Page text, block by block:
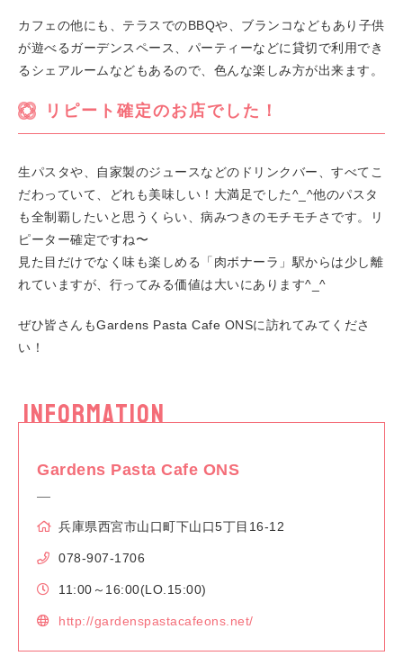
カフェの他にも、テラスでのBBQや、ブランコなどもあり子供
が遊べるガーデンスペース、パーティーなどに貸切で利用でき
るシェアルームなどもあるので、色んな楽しみ方が出来ます。
リピート確定のお店でした！
生パスタや、自家製のジュースなどのドリンクバー、すべてこ
だわっていて、どれも美味しい！大満足でした^_^他のパスタ
も全制覇したいと思うくらい、病みつきのモチモチさです。リ
ピーター確定ですね〜
見た目だけでなく味も楽しめる「肉ボナーラ」駅からは少し離
れていますが、行ってみる価値は大いにあります^_^
ぜひ皆さんもGardens Pasta Cafe ONSに訪れてみてくださ
い！
INFORMATION
Gardens Pasta Cafe ONS
兵庫県西宮市山口町下山口5丁目16-12
078-907-1706
11:00～16:00(LO.15:00)
http://gardenspastacafeons.net/